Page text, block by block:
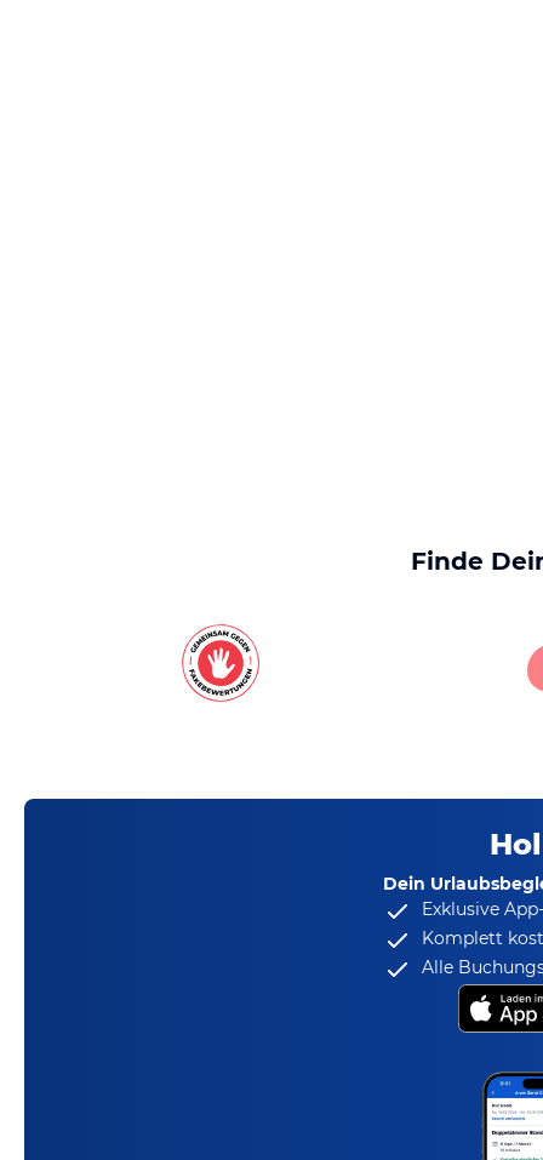
Finde
Dein
Exklusive
Komplett
Alle